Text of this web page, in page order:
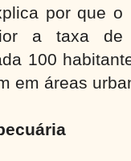
por que
a taxa de
100
em áreas